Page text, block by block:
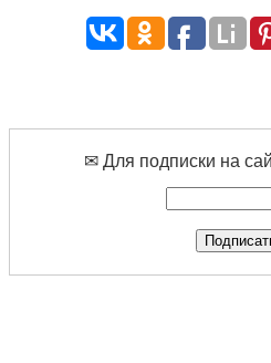
✉ Для подписки на